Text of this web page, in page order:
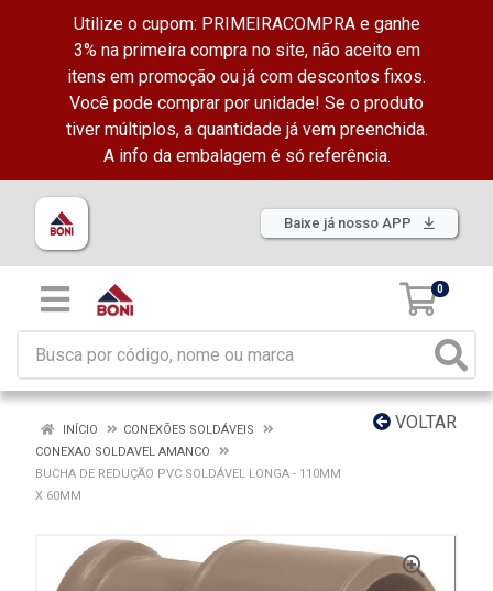
Utilize o cupom: PRIMEIRACOMPRA e ganhe
3% na primeira compra no site, não aceito em
itens em promoção ou já com descontos fixos.
Você pode comprar por unidade! Se o produto
tiver múltiplos, a quantidade já vem preenchida.
A info da embalagem é só referência.
Baixe já nosso APP
0
VOLTAR
INÍCIO
CONEXÕES SOLDÁVEIS
CONEXAO SOLDAVEL AMANCO
BUCHA DE REDUÇÃO PVC SOLDÁVEL LONGA - 110MM
X 60MM